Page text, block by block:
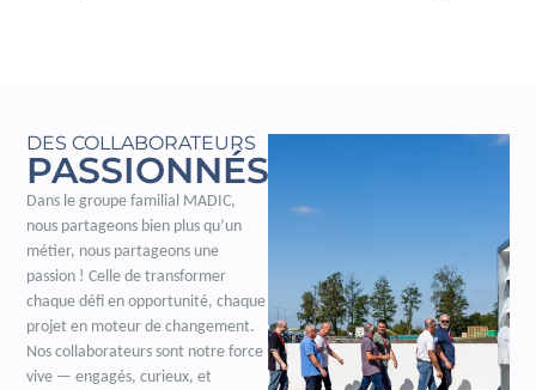
DES COLLABORATEURS
PASSIONNÉS
Dans le groupe familial MADIC,
nous partageons bien plus qu’un
métier, nous partageons une
passion ! Celle de transformer
chaque défi en opportunité, chaque
projet en moteur de changement.
Nos collaborateurs sont notre force
vive — engagés, curieux, et